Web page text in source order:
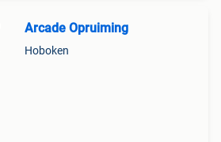
Arcade Opruiming
Hoboken